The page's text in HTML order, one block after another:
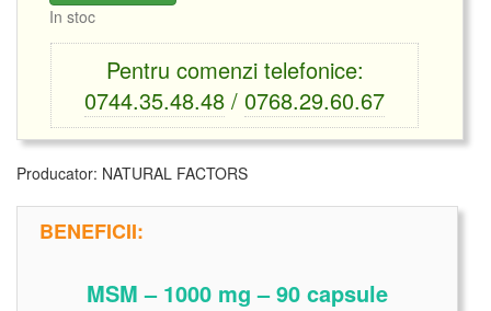
In stoc
Pentru comenzi telefonice:
0744.35.48.48 / 0768.29.60.67
Producator: NATURAL FACTORS
BENEFICII:
MSM – 1000 mg – 90 capsule